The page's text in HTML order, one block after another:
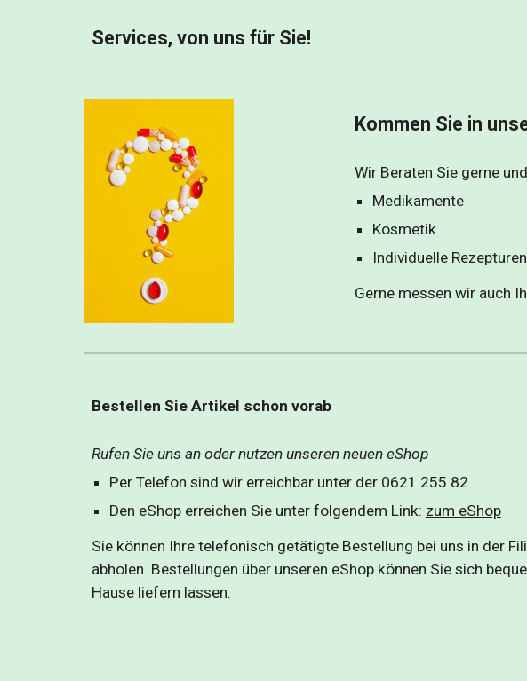
Services, von uns für Sie!
Kommen Sie in
Wir Beraten Sie gerne
Medikamente
Kosmetik
Individuelle Rezepturen
Gerne messen wir auch
Bestellen Sie Artikel schon vorab
Rufen Sie uns an oder nutzen unseren neuen eShop
Per Telefon sind wir erreichbar unter der 0621 255 82
Den eShop erreichen Sie unter folgendem Link: zum eShop
Sie können Ihre telefonisch getätigte Bestellung bei uns in der
abholen. Bestellungen über unseren eShop können Sie sich
Hause liefern lassen.